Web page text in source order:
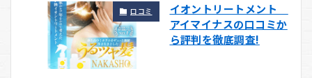
口コミ
イオントリートメント
アイマイナスの口コミか
ら評判を徹底調査!